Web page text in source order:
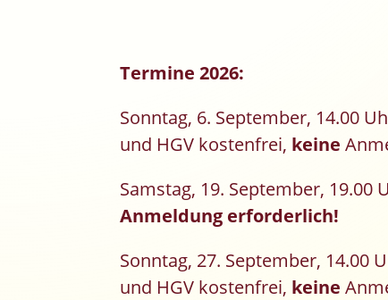
Termine 2026:
Sonntag, 6. September, 14.00
und HGV kostenfrei, keine
Samstag, 19. September, 19.00
Anmeldung erforderlich!
Sonntag, 27. September, 14.00
und HGV kostenfrei, keine